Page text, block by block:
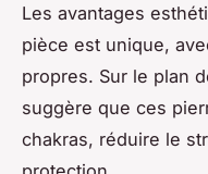
Les avantages
pièce est unique,
propres. Sur le plan
suggère que ces
chakras, réduire le